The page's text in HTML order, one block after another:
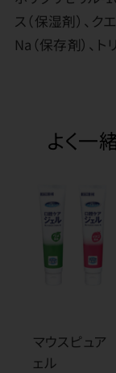
ス（保湿剤）、ク
Na（保存剤）、
よく一
マウスピュ
ェル